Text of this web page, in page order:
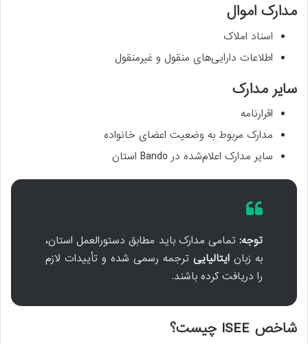
مدارک اموال
اسناد املاک
اطلاعات دارایی‌های منقول و غیرمنقول
سایر مدارک
اقرارنامه
مدارک مربوط به وضعیت اعضای خانواده
سایر مدارک اعلام‌شده در Bando استان
توجه: تمامی مدارک باید مطابق دستورالعمل استان،
به زبان ایتالیایی ترجمه رسمی شده و تأییدات لازم
را دریافت کرده باشند.
شاخص ISEE چیست؟